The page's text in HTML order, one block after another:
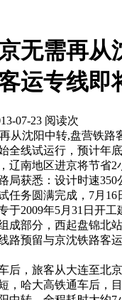
无需再从
运专线即
07-23 阅读次
从沈阳中转,盘营铁路
线试运行，预计年底
辽南地区进京将节省2
局获悉：设计时速350
任务圆满完成，7月16
于2009年5月31日开工
成部分，西起盘锦北
路预留与京沈铁路客
后，旅客从大连至北京
，哈大高铁通车后，